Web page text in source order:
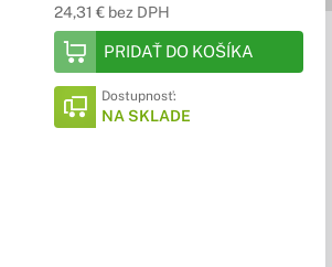
24,31 € bez DPH
PRIDAŤ DO KOŠÍKA
Dostupnosť:
NA SKLADE